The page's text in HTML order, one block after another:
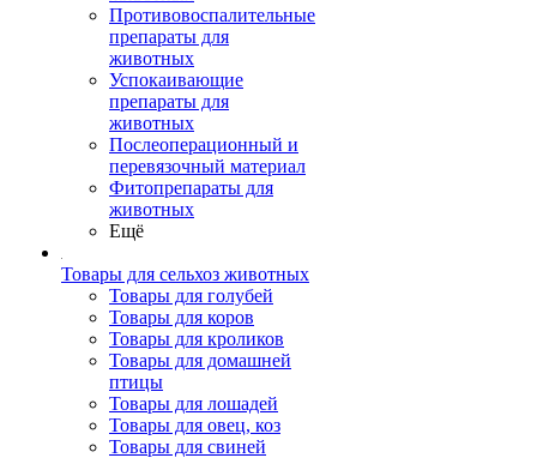
Противовоспалительные
препараты для
животных
Успокаивающие
препараты для
животных
Послеоперационный и
перевязочный материал
Фитопрепараты для
животных
Ещё
Товары для сельхоз животных
Товары для голубей
Товары для коров
Товары для кроликов
Товары для домашней
птицы
Товары для лошадей
Товары для овец, коз
Товары для свиней